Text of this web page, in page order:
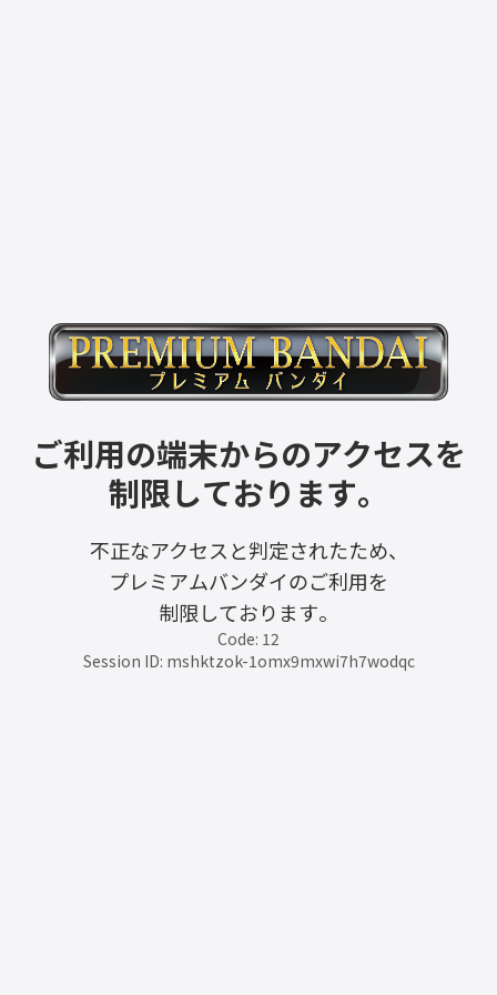
ご利用の端末からのアクセスを
制限しております。
不正なアクセスと判定されたため、
プレミアムバンダイのご利用を
制限しております。
Code: 12
Session ID: mshktzok-1omx9mxwi7h7wodqc